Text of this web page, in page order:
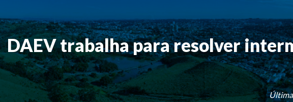
DAEV trabalha para resolver